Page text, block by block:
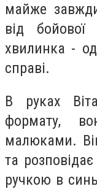
майже
від бойової
хвилинка -
справі.
В руках
формату,
малюками.
та
ручкою в